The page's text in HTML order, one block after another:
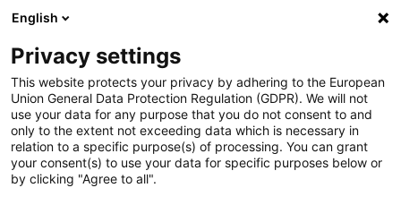
Vyberte místo pro doručení
Výběr stránky země/oblasti může ovlivnit různé faktory
Zobrazit všechna místa
Přejít na www.igus.com
English
Privacy settings
This website protects your privacy by adhering to the European
Union General Data Protection Regulation (GDPR). We will not
use your data for any purpose that you do not consent to and
only to the extent not exceeding data which is necessary in
relation to a specific purpose(s) of processing. You can grant
your consent(s) to use your data for specific purposes below or
by clicking "Agree to all".